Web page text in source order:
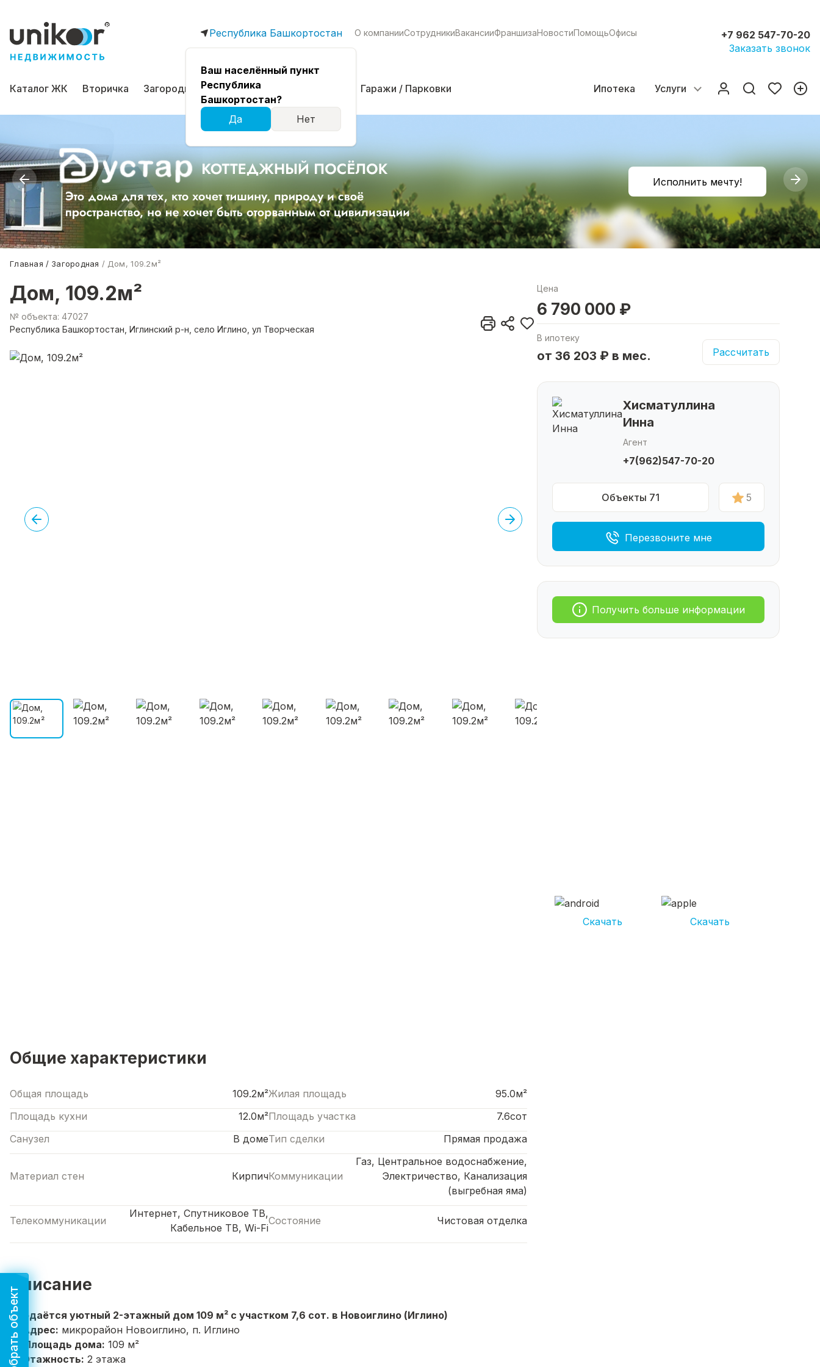
Республика Башкортостан
Ваш населённый пункт
Республика
Башкортостан?
Да
Нет
О компанииСотрудникиВакансииФраншизаНовостиПомощьОфисы
+7 962 547-70-20
Заказать звонок
Каталог ЖК Вторичка Загородная Коммерческая Гаражи / Парковки Ипотека Услуги
Исполнить мечту!
Главная Загородная Дом, 109.2м²
Дом, 109.2м²
№ объекта: 47027
Республика Башкортостан, Иглинский р-н, село Иглино, ул Творческая
Цена
6 790 000 ₽
В ипотеку
от 36 203 ₽ в мес. Рассчитать
Хисматуллина
Инна
Агент
+7(962)547-70-20
Объекты 71 5
Перезвоните мне
Получить больше информации
Скачать Скачать
Общие характеристики
Общая площадь 109.2м²Жилая площадь
95.0м²
Площадь кухни
12.0м²Площадь участка
7.6сот
Санузел
В домеТип сделки Прямая продажа
Материал стен КирпичКоммуникации
Газ, Центральное водоснабжение,
Электричество, Канализация
(выгребная яма)
Телекоммуникации
Интернет, Спутниковое ТВ,
Кабельное ТВ, Wi-Fi
Состояние Чистовая отделка
Описание
Продаётся уютный 2-этажный дом 109 м² с участком 7,6 сот. в Новоиглино (Иглино)
🌳
Адрес: микрорайон Новоиглино, п. Иглино
🏠
Площадь дома: 109 м²
🛏️
Этажность: 2 этажа
Подобрать объект